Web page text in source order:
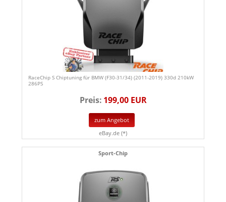
RaceChip S Chiptuning für BMW (F30-31/34) (2011-2019) 330d 210kW
286PS
Preis: 199,00 EUR
zum Angebot
eBay.de (*)
Sport-Chip